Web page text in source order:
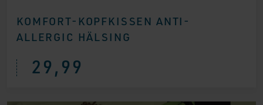
KOMFORT-KOPFKISSEN ANTI-
ALLERGIC HÄLSING
29,99